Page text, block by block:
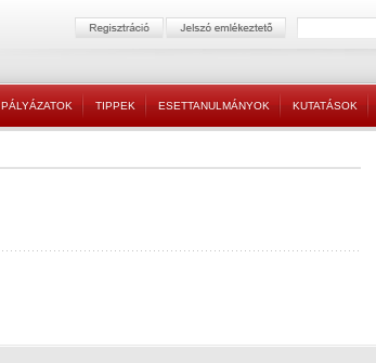
PÁLYÁZATOK TIPPEK ESETTANULMÁNYOK KUTATÁSOK